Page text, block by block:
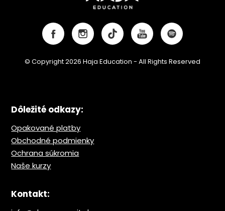
© Copyright 2026 Haja Education - All Rights Reserved
Dôležité odkazy:
Opakované platby
Obchodné podmienky
Ochrana súkromia
Naše kurzy
Kontakt: